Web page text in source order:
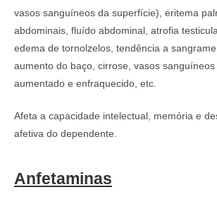
vasos sanguíneos da superfície), eritema
abdominais, fluído abdominal, atrofia
edema de tornolzelos, tendência a
aumento do baço, cirrose, vasos
aumentado e enfraquecido, etc.
Afeta a capacidade intelectual, memória e
afetiva do dependente.
Anfetaminas